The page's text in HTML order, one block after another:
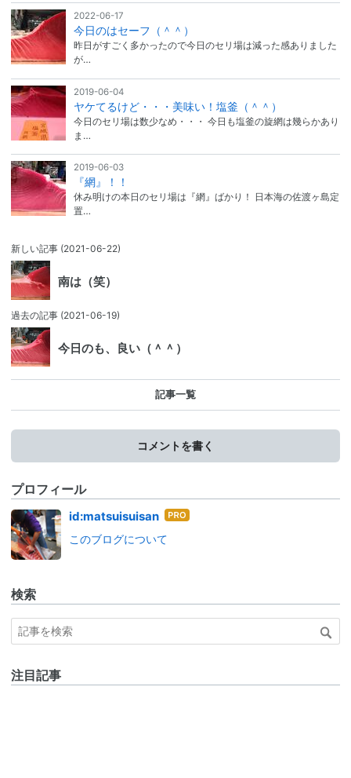
2022-06-17
今日のはセーフ（＾＾）
昨日がすごく多かったので今日のセリ場は減った感ありました
が…
2019-06-04
ヤケてるけど・・・美味い！塩釜（＾＾）
今日のセリ場は数少なめ・・・ 今日も塩釜の旋網は幾らかあり
ま…
2019-06-03
『網』！！
休み明けの本日のセリ場は『網』ばかり！ 日本海の佐渡ヶ島定
置…
新しい記事 (2021-06-22)
南は（笑）
過去の記事 (2021-06-19)
今日のも、良い（＾＾）
記事一覧
コメントを書く
プロフィール
id:matsuisuisan はて
ログ
このブログについて
検索
注目記事